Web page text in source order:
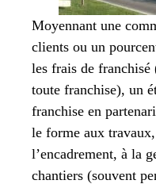
Moyennant une
clients ou un
les frais de franchisé
toute franchise), un
franchise en
le forme aux
l’encadrement, à la
chantiers (souvent